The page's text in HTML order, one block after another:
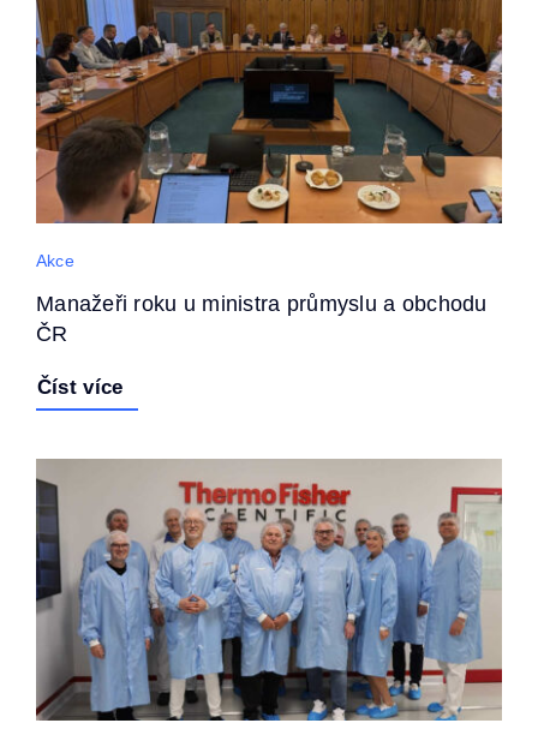
Akce
Manažeři roku u ministra průmyslu a obchodu
ČR
Číst více